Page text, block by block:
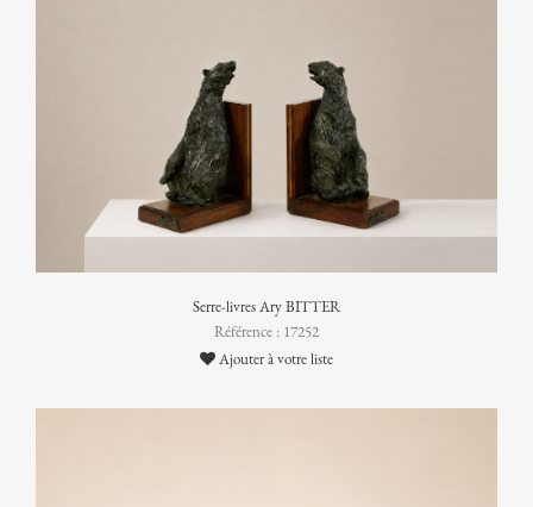
Serre-livres Ary BITTER
Référence : 17252
Ajouter à votre liste